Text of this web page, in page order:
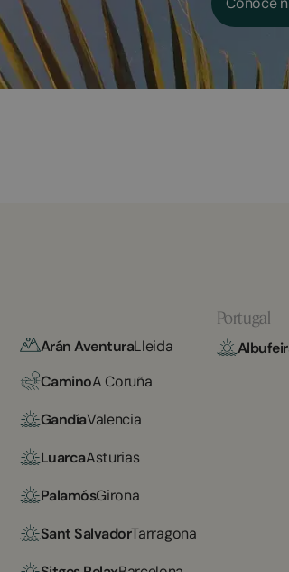
Arán AventuraLleida
CaminoA Coruña
GandíaValencia
LuarcaAsturias
PalamósGirona
Sant SalvadorTarragona
Portugal